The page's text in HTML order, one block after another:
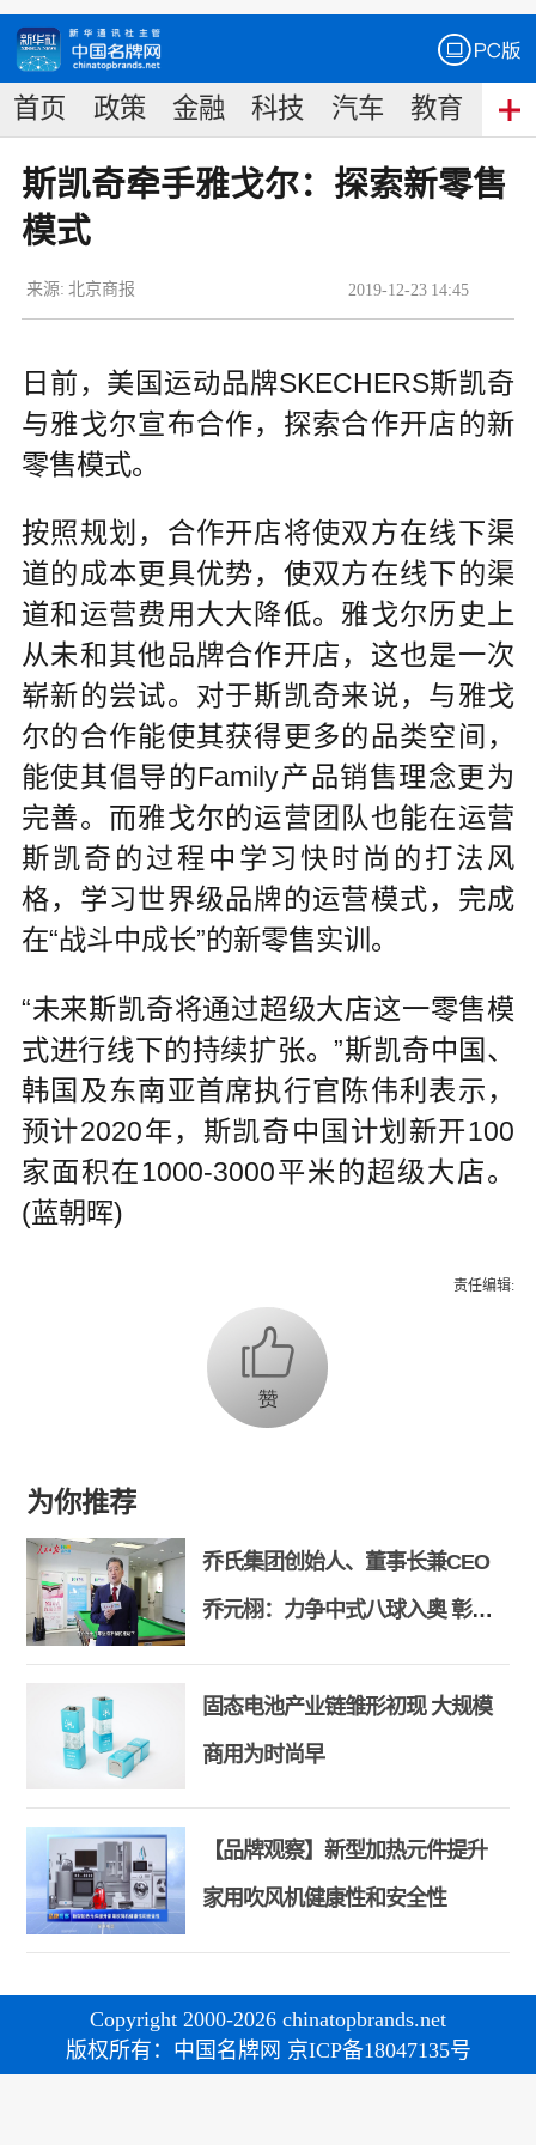
首页 政策 金融 科技 汽车 教育 食
斯凯奇牵手雅戈尔：探索新零售
模式
2019-12-23 14:45
来源: 北京商报
日前，美国运动品牌SKECHERS斯凯奇
与雅戈尔宣布合作，探索合作开店的新
零售模式。
按照规划，合作开店将使双方在线下渠
道的成本更具优势，使双方在线下的渠
道和运营费用大大降低。雅戈尔历史上
从未和其他品牌合作开店，这也是一次
崭新的尝试。对于斯凯奇来说，与雅戈
尔的合作能使其获得更多的品类空间，
能使其倡导的Family产品销售理念更为
完善。而雅戈尔的运营团队也能在运营
斯凯奇的过程中学习快时尚的打法风
格，学习世界级品牌的运营模式，完成
在“战斗中成长”的新零售实训。
“未来斯凯奇将通过超级大店这一零售模
式进行线下的持续扩张。”斯凯奇中国、
韩国及东南亚首席执行官陈伟利表示，
预计2020年，斯凯奇中国计划新开100
家面积在1000-3000平米的超级大店。
(蓝朝晖)
责任编辑:
为你推荐
乔氏集团创始人、董事长兼CEO
乔元栩：力争中式八球入奥 彰显
和合共生精神
固态电池产业链雏形初现 大规模
商用为时尚早
【品牌观察】新型加热元件提升
家用吹风机健康性和安全性
Copyright 2000-2026 chinatopbrands.net
版权所有：中国名牌网 京ICP备18047135号